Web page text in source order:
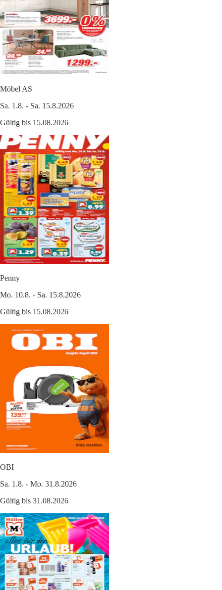
Möbel AS
Sa. 1.8. - Sa. 15.8.2026
Gültig bis 15.08.2026
Penny
Mo. 10.8. - Sa. 15.8.2026
Gültig bis 15.08.2026
OBI
Sa. 1.8. - Mo. 31.8.2026
Gültig bis 31.08.2026